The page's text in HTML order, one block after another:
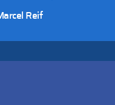
ist jetzt amtlich
wie noch nie
Reif